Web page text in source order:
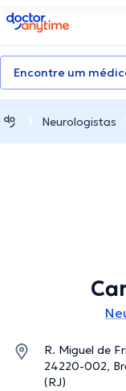
doctoranytime
Encontre um
Neurologistas
R. Miguel de
24220-002,
(RJ)